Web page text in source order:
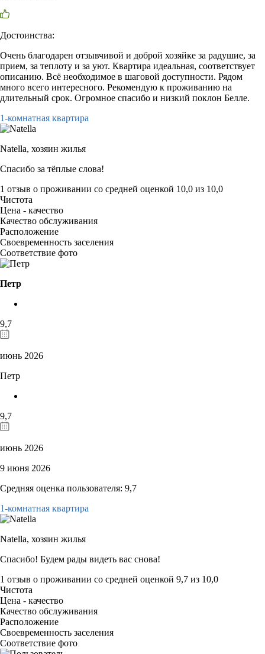
Достоинства:
Очень благодарен отзывчивой и доброй хозяйке за радушие, за
прием, за теплоту и за уют. Квартира идеальная, соответствует
описанию. Всё необходимое в шаговой доступности. Рядом
много всего интересного. Рекомендую к проживанию на
длительный срок. Огромное спасибо и низкий поклон Белле.
1-комнатная квартира
Natella, хозяин жилья
Спасибо за тёплые слова!
1 отзыв о проживании со средней оценкой 10,0 из 10,0
Чистота
Цена - качество
Качество обслуживания
Расположение
Своевременность заселения
Соответствие фото
Петр
9,7
июнь 2026
Петр
9,7
июнь 2026
9 июня 2026
Средняя оценка пользователя: 9,7
1-комнатная квартира
Natella, хозяин жилья
Спасибо! Будем рады видеть вас снова!
1 отзыв о проживании со средней оценкой 9,7 из 10,0
Чистота
Цена - качество
Качество обслуживания
Расположение
Своевременность заселения
Соответствие фото